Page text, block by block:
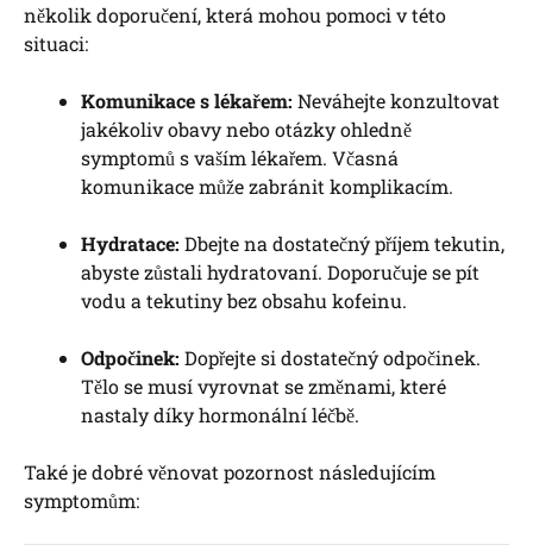
několik doporučení, která mohou pomoci v této
situaci:
Komunikace s lékařem: Neváhejte konzultovat
jakékoliv obavy nebo otázky ohledně
symptomů s vaším lékařem. Včasná
komunikace může zabránit komplikacím.
Hydratace: Dbejte na dostatečný příjem tekutin,
abyste zůstali hydratovaní. Doporučuje se pít
vodu a tekutiny bez obsahu kofeinu.
Odpočinek: Dopřejte si dostatečný odpočinek.
Tělo se musí vyrovnat se změnami, které
nastaly díky hormonální léčbě.
Také je dobré věnovat pozornost následujícím
symptomům: